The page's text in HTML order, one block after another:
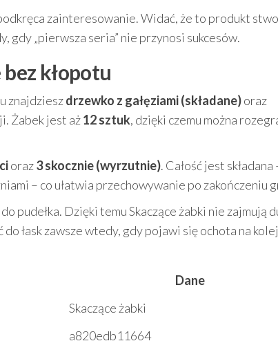
zainteresowanie. Widać, że to produkt
gdy „pierwsza seria” nie przynosi sukcesów.
kłopotu
znajdzieszdrzewko z gałęziami (składane)oraz
Żabek jest aż12 sztuk, dzięki czemu można
oraz3 skocznie (wyrzutnie). Całość jest składana
– co ułatwia przechowywanie po zakończeniu
pudełka. Dzięki temu Skaczące żabki nie zajmują
łask zawsze wtedy, gdy pojawi się ochota na
Dane
Skaczące żabki
a820edb11664